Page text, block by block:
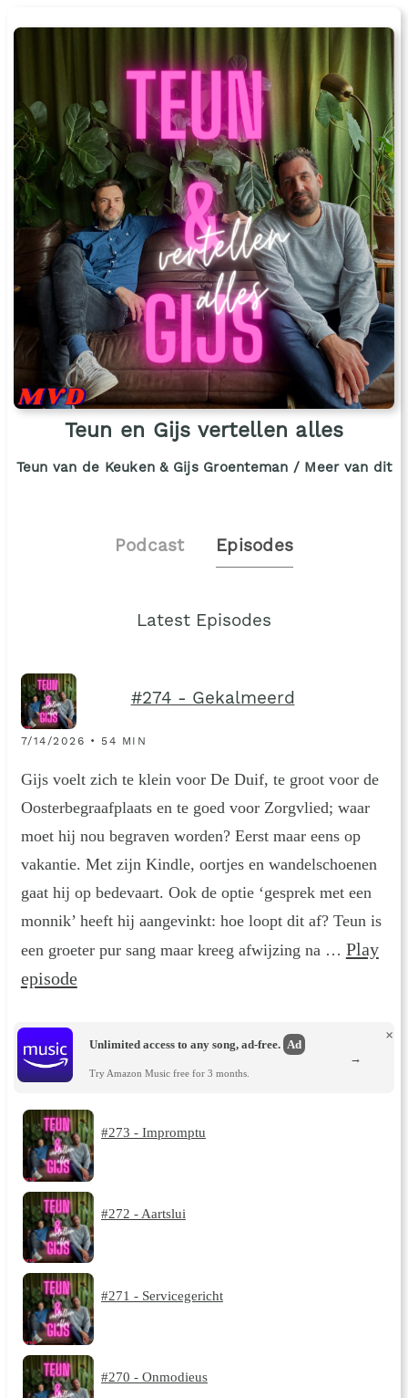
Teun en Gijs vertellen alles
Teun van de Keuken & Gijs Groenteman / Meer van dit
Podcast Episodes
Latest Episodes
#274 - Gekalmeerd
7/14/2026 • 54 MIN
Gijs voelt zich te klein voor De Duif, te groot voor de
Oosterbegraafplaats en te goed voor Zorgvlied; waar
moet hij nou begraven worden? Eerst maar eens op
vakantie. Met zijn Kindle, oortjes en wandelschoenen
gaat hij op bedevaart. Ook de optie ‘gesprek met een
monnik’ heeft hij aangevinkt: hoe loopt dit af? Teun is
een groeter pur sang maar kreeg afwijzing na … Play
episode
Unlimited access to any song, ad-free. Ad
Try Amazon Music free for 3 months.
×
→
#273 - Impromptu
#272 - Aartslui
#271 - Servicegericht
#270 - Onmodieus